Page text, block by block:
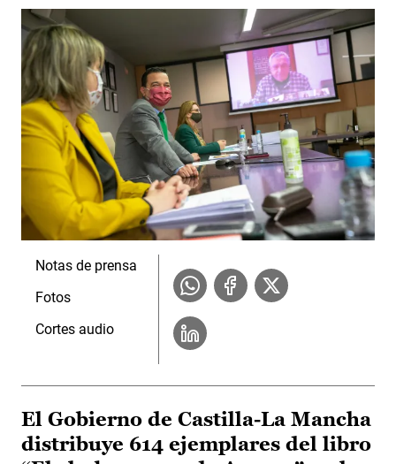
Notas de prensa
Fotos
Cortes audio
El Gobierno de Castilla-La Mancha
distribuye 614 ejemplares del libro